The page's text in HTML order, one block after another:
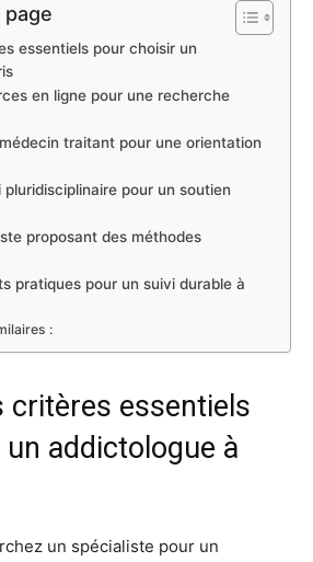
page
essentiels pour choisir un
en ligne pour une recherche
traitant pour une orientation
pluridisciplinaire pour un soutien
proposant des méthodes
pratiques pour un suivi durable à
:
critères essentiels
addictologue à
un spécialiste pour un